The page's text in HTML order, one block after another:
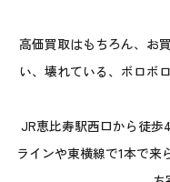
高価買取はもちろん、お
い、壊れている、ボロボ
JR恵比寿駅西口から徒歩
ラインや東横線で1本で来